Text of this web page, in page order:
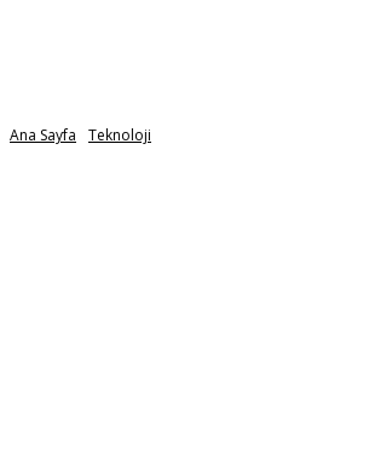
Ana Sayfa Teknoloji